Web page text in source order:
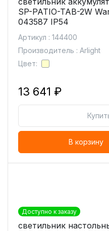
SP-PATIO-TAB-2W
043587 IP54
Артикул : 144400
Производитель : Arlight
Цвет:
13 641 ₽
В корзину
Доступно к заказу
светильник